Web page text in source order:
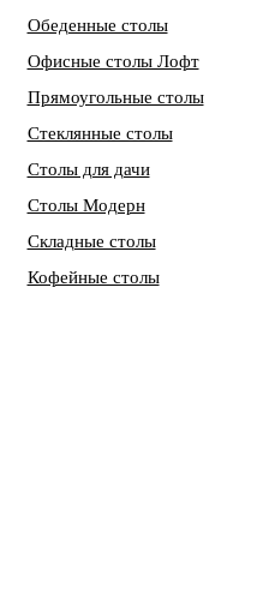
Обеденные столы
Офисные столы Лофт
Прямоугольные столы
Стеклянные столы
Столы для дачи
Столы Модерн
Складные столы
Кофейные столы